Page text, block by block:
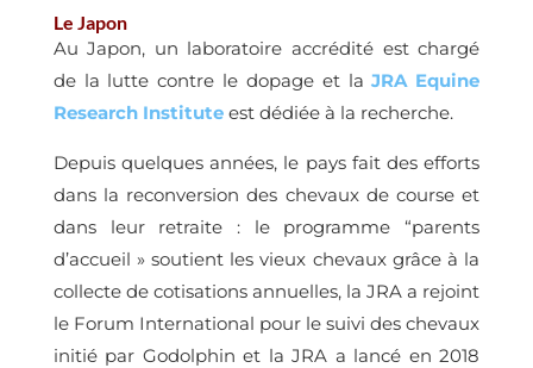
Le Japon
Au Japon, un laboratoire accrédité est chargé
de la lutte contre le dopage et laJRA Equine
Research Institute est dédiée à la recherche.
Depuis quelques années, le pays fait des efforts
dans la reconversion des chevaux de course et
dans leur retraite : le programme “parents
d’accueil » soutient les vieux chevaux grâce à la
collecte de cotisations annuelles, la JRA a rejoint
le Forum International pour le suivi des chevaux
initié par Godolphin et la JRA a lancé en 2018